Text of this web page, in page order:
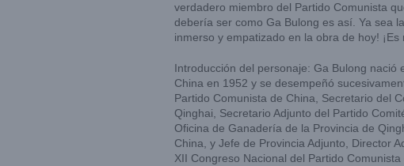
verdadero miembro del Partido Comunista
debería ser como Ga Bulong es así. Ya sea
inmerso y empatizado en la obra de hoy!
Introducción del personaje: Ga Bulong
China en 1952 y se desempeñó
Partido Comunista de China, Secretario del
Qinghai, Secretario Adjunto del Partido
Oficina de Ganadería de la Provincia de
China, y Jefe de Provincia Adjunto, Director
XII Congreso Nacional del Partido